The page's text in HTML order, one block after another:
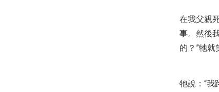
在我父親
事。然後
的？”牠就
牠說：“我